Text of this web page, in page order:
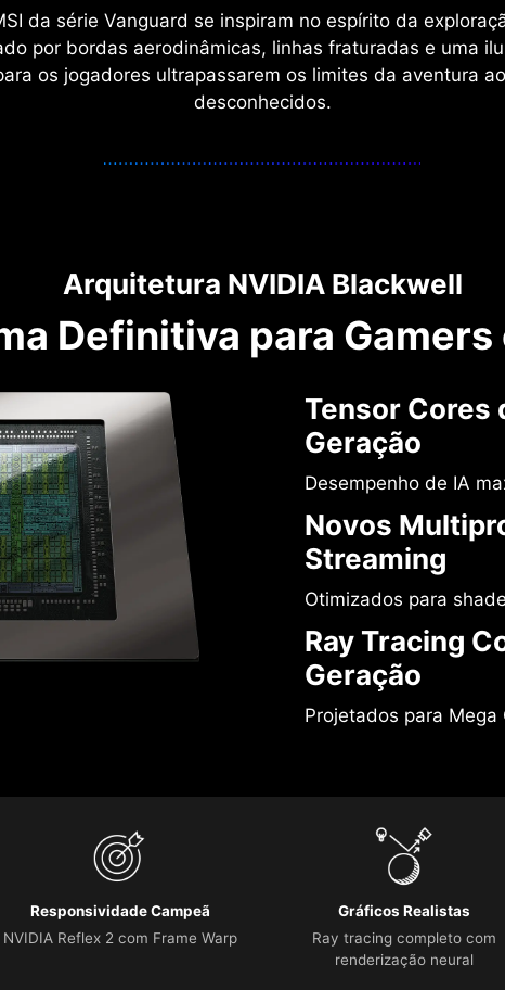
da série Vanguard se inspiram no espírito da
por bordas aerodinâmicas, linhas fraturadas e uma
os jogadores ultrapassarem os limites da aventura
desconhecidos.
Arquitetura NVIDIA Blackwell
Definitiva para
Tensor Cores
Geração
Desempenho de IA
Novos
Streaming
Otimizados para
Ray Tracing
Geração
Projetados para Mega
Responsividade Campeã
NVIDIA Reflex 2 com Frame Warp
Gráficos Realistas
Ray tracing completo com
renderização neural